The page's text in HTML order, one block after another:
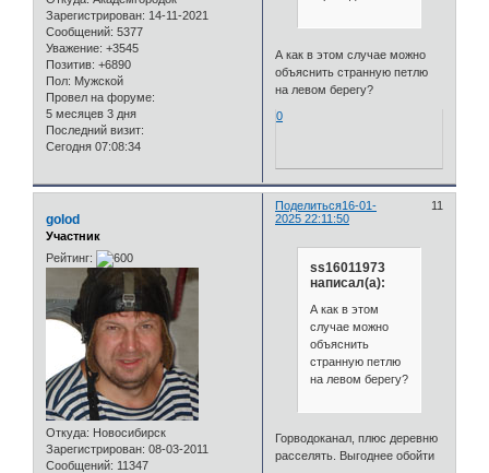
Зарегистрирован: 14-11-2021
Сообщений: 5377
Уважение: +3545
Позитив: +6890
Пол: Мужской
Провел на форуме:
5 месяцев 3 дня
Последний визит:
Сегодня 07:08:34
А как в этом случае можно
объяснить странную петлю
на левом берегу?
0
Поделиться 11
16-01-
2025 22:11:50
golod
Участник
Рейтинг:
Откуда: Новосибирск
Зарегистрирован: 08-03-2011
Сообщений: 11347
ss16011973
написал(а):
А как в этом
случае можно
объяснить
странную петлю
на левом берегу?
Горводоканал, плюс деревню
расселять. Выгоднее обойти